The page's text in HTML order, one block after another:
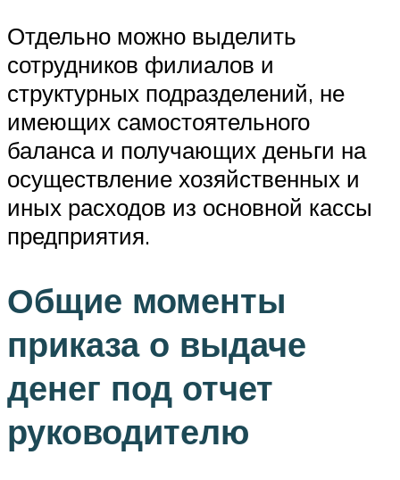
Отдельно можно выделить
сотрудников филиалов и
структурных подразделений, не
имеющих самостоятельного
баланса и получающих деньги на
осуществление хозяйственных и
иных расходов из основной кассы
предприятия.
Общие моменты
приказа о выдаче
денег под отчет
руководителю